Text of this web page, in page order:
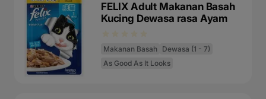
FELIX Adult Makanan Basah
Kucing Dewasa rasa Ayam
Makanan Basah Dewasa (1 - 7)
As Good As It Looks